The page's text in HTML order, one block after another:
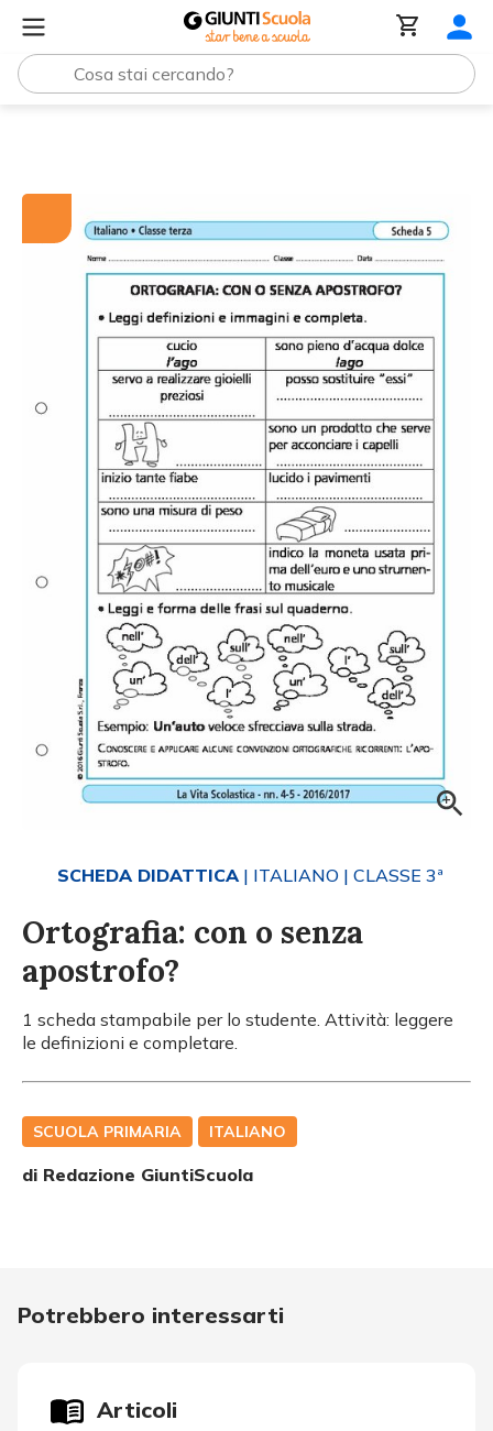
SCHEDA DIDATTICA | ITALIANO | CLASSE 3ª
Ortografia: con o senza
apostrofo?
1 scheda stampabile per lo studente. Attività: leggere
le definizioni e completare.
SCUOLA PRIMARIA ITALIANO
di Redazione GiuntiScuola
Potrebbero interessarti
Articoli